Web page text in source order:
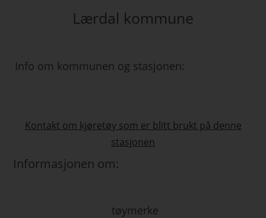
Lærdal kommune
Info om kommunen og stasjonen:
Kontakt om kjøretøy som er blitt brukt på denne
stasjonen
Informasjonen om:
tøymerke